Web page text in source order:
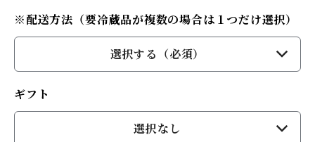
※配送方法（要冷蔵品が複数の場合は１つだけ選択）
選択する（必須）
ギフト
選択なし